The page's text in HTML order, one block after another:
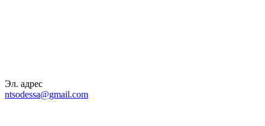
Эл. адрес
ntsodessa@gmail.com